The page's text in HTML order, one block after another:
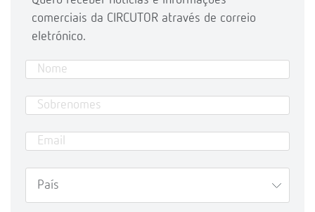
comerciais da CIRCUTOR através de correio
eletrónico.